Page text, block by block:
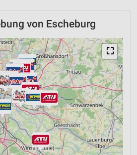
von Escheburg
⛶